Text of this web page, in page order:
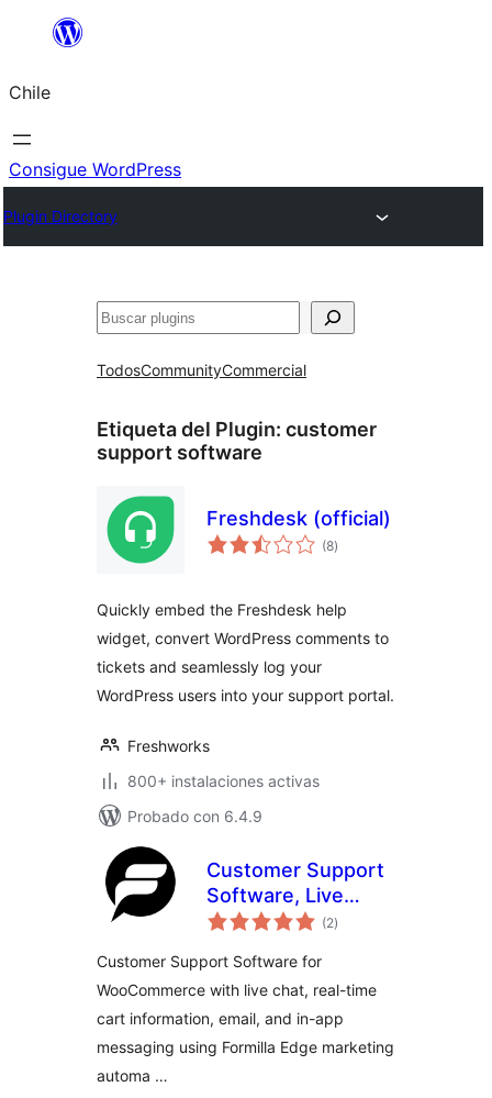
Saltar
contenido
Chile
Consigue WordPress
Plugin Directory
Buscar
TodosCommunityCommercial
Etiqueta del Plugin: customer
support software
Freshdesk (official)
(8evaluación
total
)
Quickly embed the Freshdesk help
widget, convert WordPress comments to
tickets and seamlessly log your
WordPress users into your support portal.
Freshworks
800+ instalaciones activas
Probado con 6.4.9
Customer Support
Software, Live
Chat, & Marketing
(2evaluación
total
)
Customer Support Software for
WooCommerce with live chat, real-time
cart information, email, and in-app
messaging using Formilla Edge marketing
automa …